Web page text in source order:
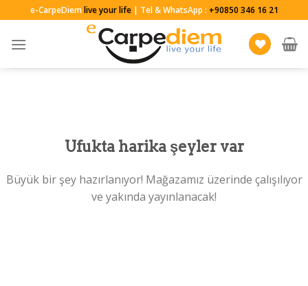
to
content
e-CarpeDiemlive your life| Tel & WhatsApp : +90850 346 16 21
Ufukta harika şeyler var
Büyük bir şey hazırlanıyor! Mağazamız üzerinde çalışılıyor
ve yakında yayınlanacak!